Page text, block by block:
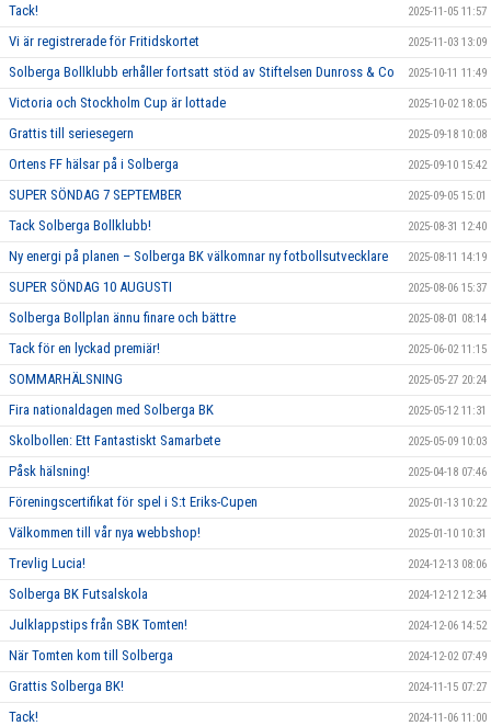
Tack! 2025-11-05 11:57
Vi är registrerade för Fritidskortet 2025-11-03 13:09
Solberga Bollklubb erhåller fortsatt stöd av Stiftelsen Dunross & Co 2025-10-11 11:49
Victoria och Stockholm Cup är lottade 2025-10-02 18:05
Grattis till seriesegern 2025-09-18 10:08
Ortens FF hälsar på i Solberga 2025-09-10 15:42
SUPER SÖNDAG 7 SEPTEMBER 2025-09-05 15:01
Tack Solberga Bollklubb! 2025-08-31 12:40
Ny energi på planen – Solberga BK välkomnar ny fotbollsutvecklare 2025-08-11 14:19
SUPER SÖNDAG 10 AUGUSTI 2025-08-06 15:37
Solberga Bollplan ännu finare och bättre 2025-08-01 08:14
Tack för en lyckad premiär! 2025-06-02 11:15
SOMMARHÄLSNING 2025-05-27 20:24
Fira nationaldagen med Solberga BK 2025-05-12 11:31
Skolbollen: Ett Fantastiskt Samarbete 2025-05-09 10:03
Påsk hälsning! 2025-04-18 07:46
Föreningscertifikat för spel i S:t Eriks-Cupen 2025-01-13 10:22
Välkommen till vår nya webbshop! 2025-01-10 10:31
Trevlig Lucia! 2024-12-13 08:06
Solberga BK Futsalskola 2024-12-12 12:34
Julklappstips från SBK Tomten! 2024-12-06 14:52
När Tomten kom till Solberga 2024-12-02 07:49
Grattis Solberga BK! 2024-11-15 07:27
Tack! 2024-11-06 11:00